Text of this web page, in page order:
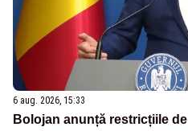
6 aug. 2026, 15:33
Bolojan anunță restricțiile